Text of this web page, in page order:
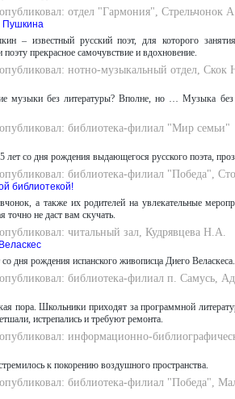
отдел "Гармония", Стрельчонок
Пушкина
– известный русский поэт, для которого
прекрасное самочувствие и вдохновение.
нотно-музыкальный отдел, Скок
музыки без литературы? Вполне, но … Музыка без
библиотека-филиал "Мир семьи"
лет со дня рождения выдающегося русского поэта,
библиотека-филиал "Победа",
библиотекой!
а также их родителей на увлекательные
не даст вам скучать.
читальный зал, Кудрявцева Н.А.
дня рождения испанского живописца Диего Веласкеса.
библиотека-филиал п. Самусь,
пора. Школьники приходят за программной
истрепались и требуют ремонта.
информационно-
к покорению воздушного пространства.
библиотека-филиал "Победа",